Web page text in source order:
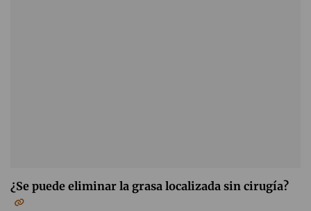
¿Se puede eliminar la grasa localizada sin cirugía?